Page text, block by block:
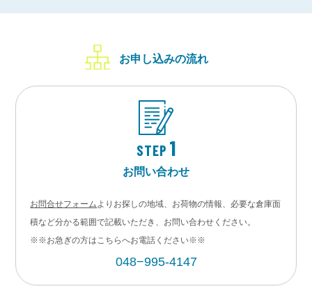
お申し込みの流れ
STEP 1
お問い合わせ
お問合せフォーム よりお探しの地域、お荷物の情報、必要な倉庫面
積など分かる範囲で記載いただき、お問い合わせください。
※※お急ぎの方はこちらへお電話ください※※
048−995-4147